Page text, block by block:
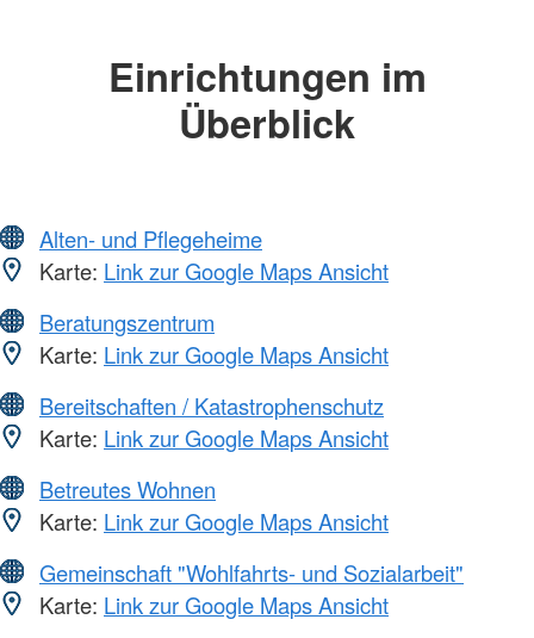
Einrichtungen im
Überblick
Alten- und Pflegeheime
Karte: Link zur Google Maps Ansicht
Beratungszentrum
Karte: Link zur Google Maps Ansicht
Bereitschaften / Katastrophenschutz
Karte: Link zur Google Maps Ansicht
Betreutes Wohnen
Karte: Link zur Google Maps Ansicht
Gemeinschaft "Wohlfahrts- und Sozialarbeit"
Karte: Link zur Google Maps Ansicht